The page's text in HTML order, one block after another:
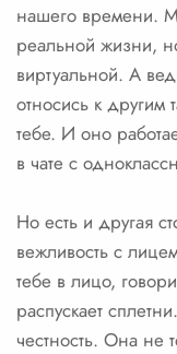
нашего времени.
реальной жизни,
виртуальной. А
относись к другим
тебе. И оно
в чате с
Но есть и другая
вежливость с
тебе в лицо,
распускает
честность. Она не